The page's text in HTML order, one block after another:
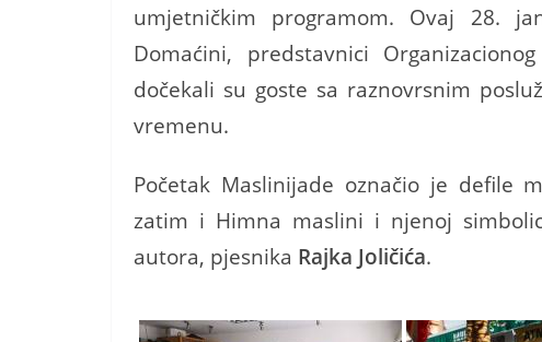
umjetničkim programom. Ovaj 28.
Domaćini, predstavnici
dočekali su goste sa raznovrsnim
vremenu.
Početak Maslinijade označio je defile
zatim i Himna maslini i njenoj
autora, pjesnika Rajka Joličića.